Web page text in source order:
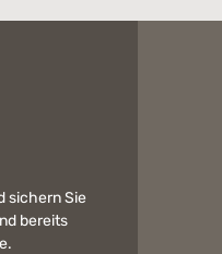
sichern Sie
bereits